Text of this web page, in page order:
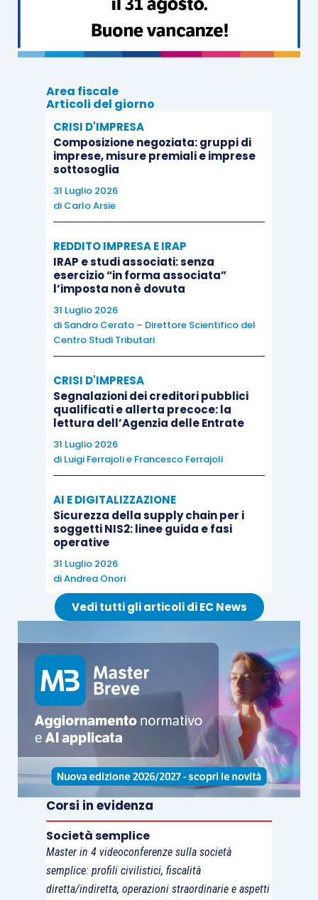
elementi in base ai quali sia
applicabile una sanzione inferiore a quella
Nel prendere atto del principio enunciato, ci si
permette di osservare come non sia però chiaro
a quale situazione si riferisca, per usare il
medesimo avverbio,concretamentela Corte,
essendo pacifico che qualsiasi violazione in
materia di R.C. commessa
puntuale corrispondenza
nella misura sanzionatoria, tutte le precedenti
ipotesi di violazione dell’istituto, aggiungendone
alcune in passato non considerate dalla legge).
NellaScheda di studiopubblicata su
aspetti:
le sanzioni applicabili in caso omessa
registrazione o fatturazione di
registrazione o fatturazione di
operazioni non soggette;
in materia di scontrino o ricevuta
fiscale;
la mancata regolarizzazione delle
le sanzioni applicabili per le violazioni
in materia di telefonia.
Area fiscale
Articoli del giorno
CRISI D'IMPRESA
Composizione negoziata: gruppi di
imprese, misure premiali e imprese
sottosoglia
31 Luglio 2026
di Carlo Arsie
REDDITO IMPRESA E IRAP
IRAP e studi associati: senza
esercizio “in forma associata”
l’imposta non è dovuta
31 Luglio 2026
di Sandro Cerato – Direttore Scientifico del
Centro Studi Tributari
CRISI D'IMPRESA
Segnalazioni dei creditori pubblici
qualificati e allerta precoce: la
lettura dell’Agenzia delle Entrate
31 Luglio 2026
di Luigi Ferrajolie Francesco Ferrajoli
AI E DIGITALIZZAZIONE
Sicurezza della supply chain per i
soggetti NIS2: linee guida e fasi
operative
31 Luglio 2026
diAndrea Onori
Vedi tutti gli articoli di EC News
Corsi in evidenza
Società semplice
Master in 4 videoconferenze sulla società
semplice: profili civilistici, fiscalità
diretta/indiretta, operazioni straordinarie e aspetti